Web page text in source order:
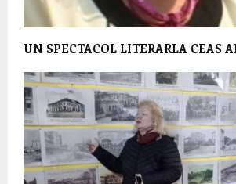
UN SPECTACOL LITERARLA CEAS